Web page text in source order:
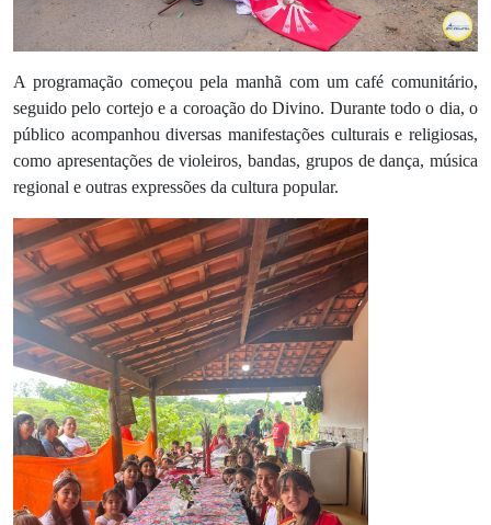
A programação começou pela manhã com um café comunitário,
seguido pelo cortejo e a coroação do Divino. Durante todo o dia, o
público acompanhou diversas manifestações culturais e religiosas,
como apresentações de violeiros, bandas, grupos de dança, música
regional e outras expressões da cultura popular.